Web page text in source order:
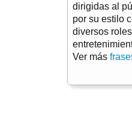
dirigidas al
por su estilo
diversos
Ver más